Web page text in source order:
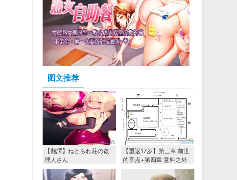
图文推荐
【翻譯】ねとられ荘の姦
理人さん
【重返17岁】第三章 前世
的盲点+第四章 意料之外
的相认+番外篇（本文为女
主第一视角，两万字更